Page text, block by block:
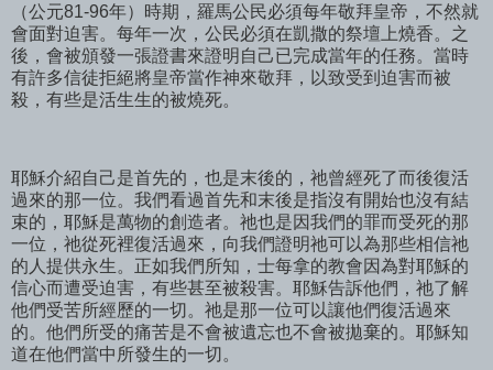
（公元81-96年）時期，羅馬公民必須每年敬拜皇帝，不然就
會面對迫害。每年一次，公民必須在凱撒的祭壇上燒香。之
後，會被頒發一張證書來證明自己已完成當年的任務。當時
有許多信徒拒絕將皇帝當作神來敬拜，以致受到迫害而被
殺，有些是活生生的被燒死。
耶穌介紹自己是首先的，也是末後的，祂曾經死了而後復活
過來的那一位。我們看過首先和末後是指沒有開始也沒有結
束的，耶穌是萬物的創造者。祂也是因我們的罪而受死的那
一位，祂從死裡復活過來，向我們證明祂可以為那些相信祂
的人提供永生。正如我們所知，士每拿的教會因為對耶穌的
信心而遭受迫害，有些甚至被殺害。耶穌告訴他們，祂了解
他們受苦所經歷的一切。祂是那一位可以讓他們復活過來
的。他們所受的痛苦是不會被遺忘也不會被拋棄的。耶穌知
道在他們當中所發生的一切。